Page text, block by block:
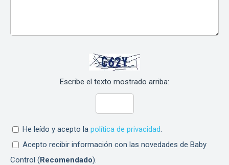
Escribe el texto mostrado arriba:
He leído y acepto la política de privacidad.
Acepto recibir información con las novedades de Baby
Control (Recomendado).